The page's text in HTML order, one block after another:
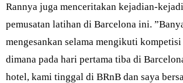
Rannya juga menceritakan kejadian-
pemusatan latihan di Barcelona ini.
mengesankan selama mengikuti
dimana pada hari pertama tiba di
hotel, kami tinggal di BRnB dan saya